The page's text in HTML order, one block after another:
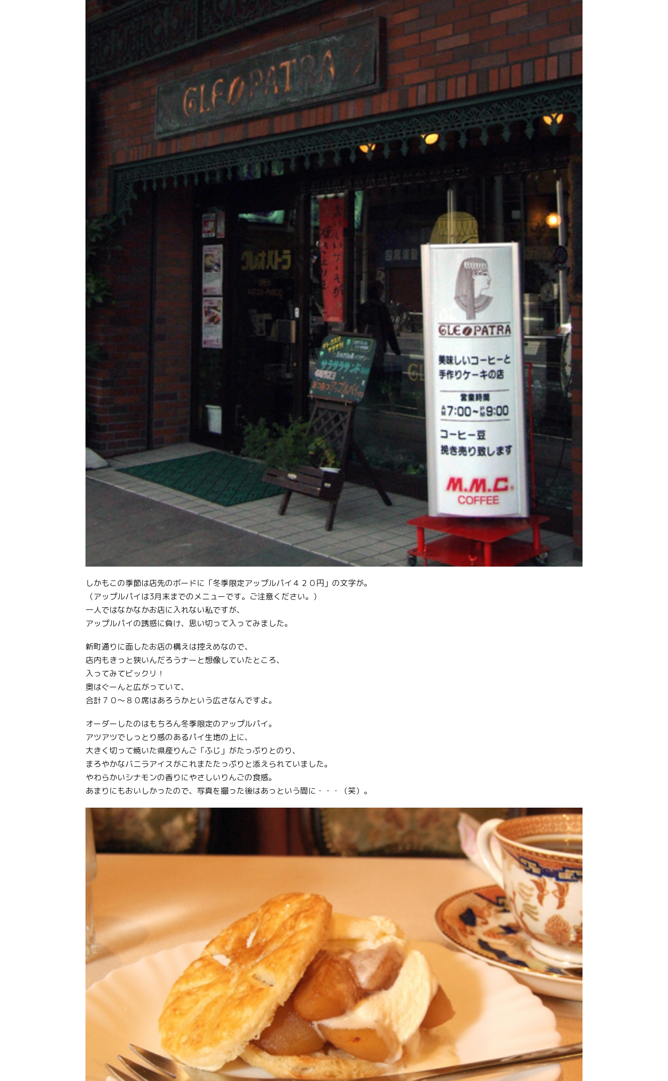
しかもこの季節は店先のボードに「冬季限定アップルパイ４２０円」の文字が。
（アップルパイは3月末までのメニューです。ご注意ください。）
一人ではなかなかお店に入れない私ですが、
アップルパイの誘惑に負け、思い切って入ってみました。
新町通りに面したお店の構えは控えめなので、
店内もきっと狭いんだろうナーと想像していたところ、
入ってみてビックリ！
奥はぐーんと広がっていて、
合計７０～８０席はあろうかという広さなんですよ。
オーダーしたのはもちろん冬季限定のアップルパイ。
アツアツでしっとり感のあるパイ生地の上に、
大きく切って焼いた県産りんご「ふじ」がたっぷりとのり、
まろやかなバニラアイスがこれまたたっぷりと添えられていました。
やわらかいシナモンの香りにやさしいりんごの食感。
あまりにもおいしかったので、写真を撮った後はあっという間に・・・（笑）。
Twitter
Facebook
Line
Copy URL